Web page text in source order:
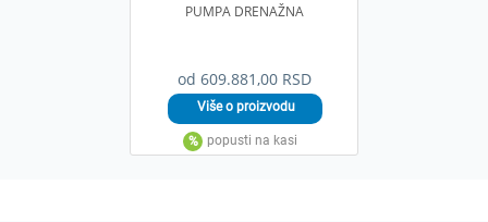
od 609.881,00 RSD
PUMPA DRENAŽNA